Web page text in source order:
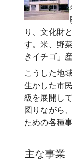
り、文化財
す。米、野
きイチゴ」
こうした地
生かした市
級を展開し
図りながら
ための各種
主な事業